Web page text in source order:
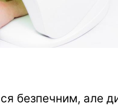
безпечним, але